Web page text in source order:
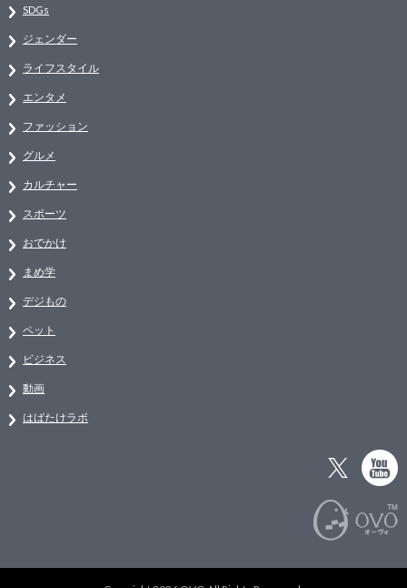
SDGs
ジェンダー
ライフスタイル
エンタメ
ファッション
グルメ
カルチャー
スポーツ
おでかけ
まめ学
デジもの
ペット
ビジネス
動画
はばたけラボ